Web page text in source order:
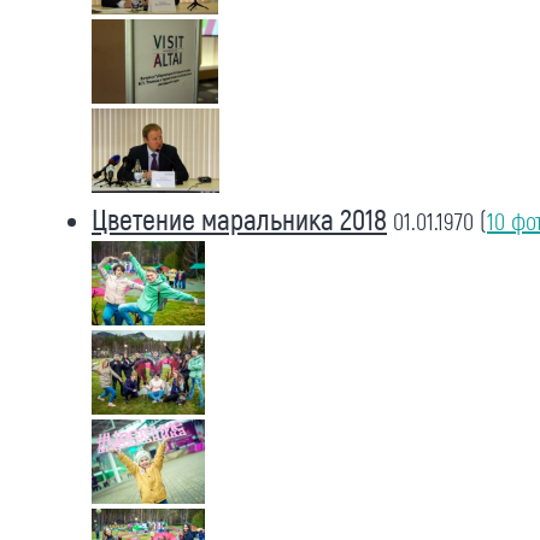
Цветение маральника 2018 01.01.1970 (10